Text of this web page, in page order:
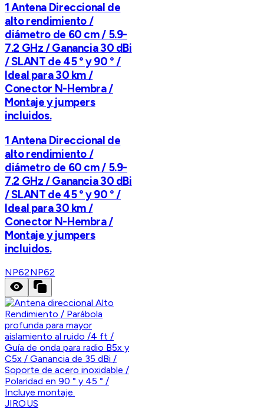
1 Antena Direccional de
alto rendimiento /
diámetro de 60 cm / 5.9-
7.2 GHz / Ganancia 30 dBi
/ SLANT de 45 ° y 90 ° /
Ideal para 30 km /
Conector N-Hembra /
Montaje y jumpers
incluidos.
1 Antena Direccional de
alto rendimiento /
diámetro de 60 cm / 5.9-
7.2 GHz / Ganancia 30 dBi
/ SLANT de 45 ° y 90 ° /
Ideal para 30 km /
Conector N-Hembra /
Montaje y jumpers
incluidos.
NP62NP62
JIROUS